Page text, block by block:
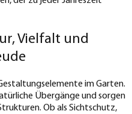
Vielfalt und
im Garten.
Übergänge und sorgen
Ob als Sichtschutz,